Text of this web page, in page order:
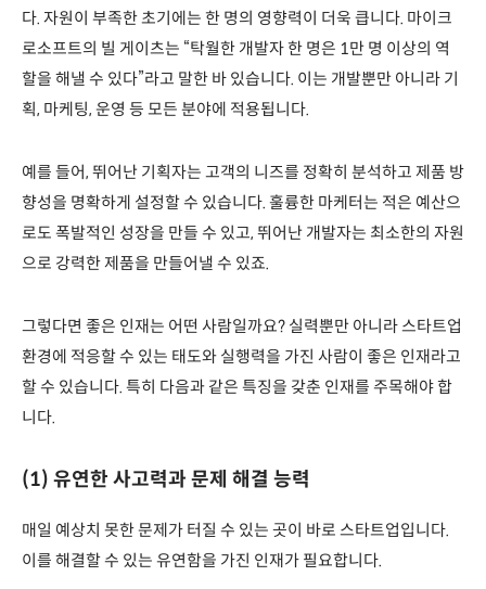
다. 자원이 부족한 초기에는 한 명의 영향력이 더욱 큽니다. 마이크
로소프트의 빌 게이츠는 “탁월한 개발자 한 명은 1만 명 이상의 역
할을 해낼 수 있다”라고 말한 바 있습니다. 이는 개발뿐만 아니라 기
획, 마케팅, 운영 등 모든 분야에 적용됩니다.
예를 들어, 뛰어난 기획자는 고객의 니즈를 정확히 분석하고 제품 방
향성을 명확하게 설정할 수 있습니다. 훌륭한 마케터는 적은 예산으
로도 폭발적인 성장을 만들 수 있고, 뛰어난 개발자는 최소한의 자원
으로 강력한 제품을 만들어낼 수 있죠.
그렇다면 좋은 인재는 어떤 사람일까요? 실력뿐만 아니라 스타트업
환경에 적응할 수 있는 태도와 실행력을 가진 사람이 좋은 인재라고
할 수 있습니다. 특히 다음과 같은 특징을 갖춘 인재를 주목해야 합
니다.
(1) 유연한 사고력과 문제 해결 능력
매일 예상치 못한 문제가 터질 수 있는 곳이 바로 스타트업입니다.
이를 해결할 수 있는 유연함을 가진 인재가 필요합니다.